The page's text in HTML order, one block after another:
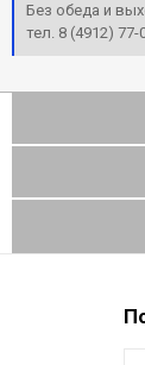
Без обеда и
тел. 8 (4912) 77-